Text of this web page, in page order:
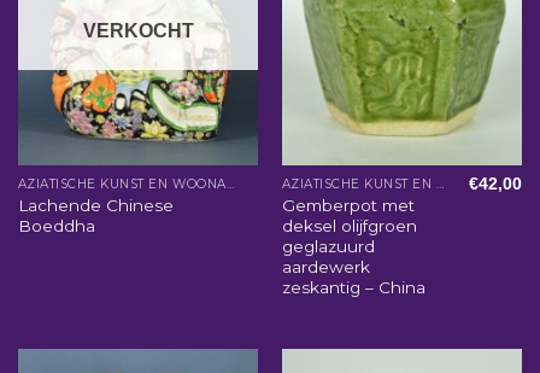
VERKOCHT
AZIATISCHE KUNST EN WOONACCESSOIRES
Lachende Chinese
Boeddha
AZIATISCHE KUNST EN WOONACCESSOIRES
Gemberpot met
deksel olijfgroen
geglazuurd
aardewerk
zeskantig – China
€42,00